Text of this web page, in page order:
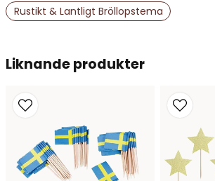
Skicka fråga
Liknande produkter
Rustikt & Lantligt Bröllopstema